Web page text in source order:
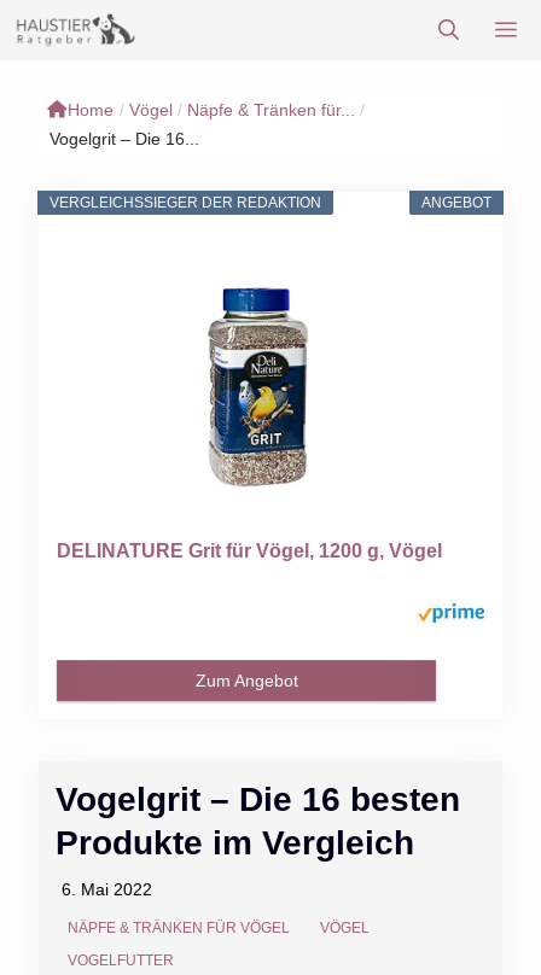
Inhalt
Home / Vögel / Näpfe & Tränken für...
/
Vogelgrit – Die 16...
Vogelgrit – Die 16 besten
Produkte im Vergleich
6. Mai 2022
NÄPFE & TRÄNKEN FÜR VÖGEL
VÖGEL
VOGELFUTTER
ANGEBOT
VERGLEICHSSIEGER DER REDAKTION
DELINATURE Grit für Vögel, 1200 g, Vögel
Zum Angebot